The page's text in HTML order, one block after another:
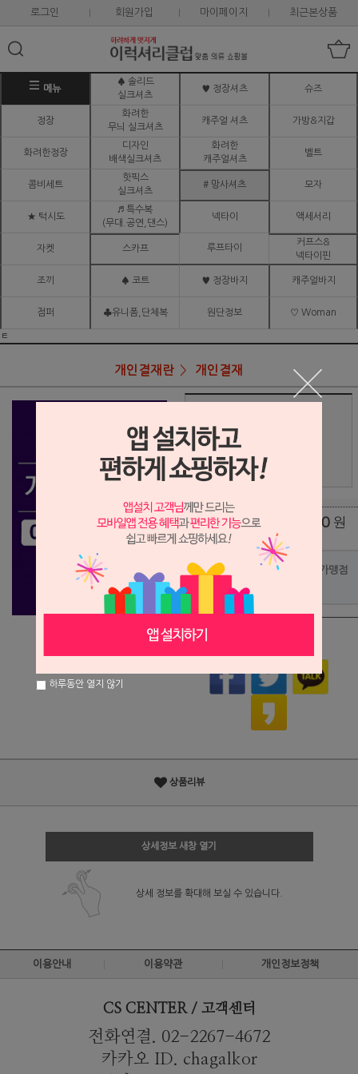
로그인 회원가입 마이페이지 최근본상품
메뉴
♠ 솔리드
실크셔츠
♥ 정장셔츠 슈즈
정장
화려한
무늬 실크셔츠
캐주얼 셔츠 가방&지갑
화려한정장
디자인
배색실크셔츠
화려한
캐주얼셔츠
벨트
콤비세트
핫픽스
실크셔츠
# 망사셔츠 모자
★ 턱시도
♬ 특수복
(무대.공연,댄스)
넥타이 액세서리
자켓 스카프 루프타이
커프스&
넥타이핀
조끼 ♠ 코트 ♥ 정장바지 캐주얼바지
점퍼 ♣유니폼,단체복 원단정보 ♡ Woman
ㅌ
개인결재란 개인결재
상품가 32,900
배송비 (조건)
총 상품 금액 0 원
포인트사용 가맹점
상품리뷰
상세정보 새창 열기
상세 정보를 확대해 보실 수 있습니다.
이용안내 이용약관 개인정보정책
CS CENTER / 고객센터
전화연결. 02-2267-4672
카카오 ID. chagalkor
하루동안 열지 않기